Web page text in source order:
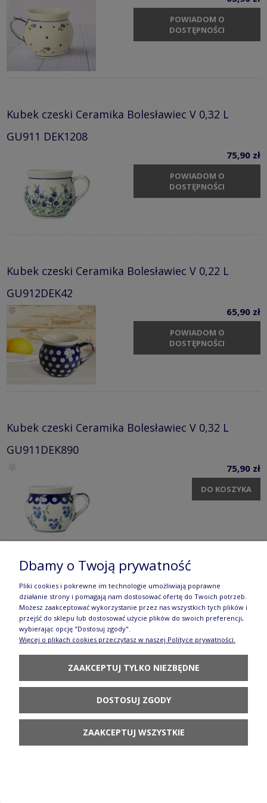
POWIADOM O
DOSTĘPNOŚCI
Kubek czeski Ceramika Bolesławiec V 0,32 L
GU911 DEK1208
75,90 zł
POWIADOM O
DOSTĘPNOŚCI
Kubek czeski Ceramika Bolesławiec V 0,22 L
GU912DEK42
65,90 zł
POWIADOM O
DOSTĘPNOŚCI
Kubek czeski Ceramika Bolesławiec V 0,32 L
GU911DEK890
75,90 zł
DO KOSZYKA
Kubek czeski Ceramika Bolesławiec V 0,32 L
GU911 DEK41
75,90 zł
DO KOSZYKA
Kubek czeski Ceramika Bolesławiec V 0,22 L
Dbamy o Twoją prywatność
Pliki cookies i pokrewne im technologie umożliwiają poprawne
działanie strony i pomagają nam dostosować ofertę do Twoich potrzeb.
Możesz zaakceptować wykorzystanie przez nas wszystkich tych plików i
przejść do sklepu lub dostosować użycie plików do swoich preferencji,
wybierając opcję "Dostosuj zgody".
Więcej o plikach cookies przeczytasz w naszej Polityce prywatności.
ZAAKCEPTUJ TYLKO NIEZBĘDNE
DOSTOSUJ ZGODY
ZAAKCEPTUJ WSZYSTKIE